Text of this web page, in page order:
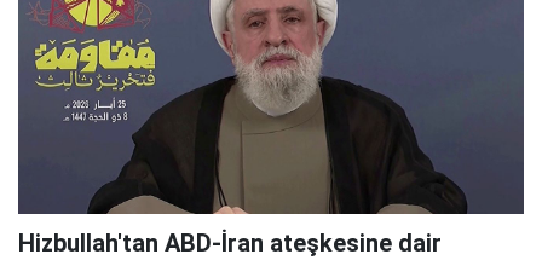
Hizbullah'tan ABD-İran ateşkesine dair